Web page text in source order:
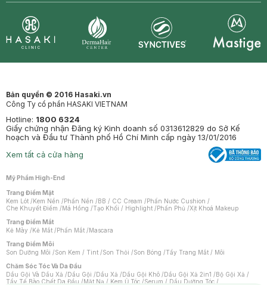
Bản quyền © 2016 Hasaki.vn
Công Ty cổ phần HASAKI VIETNAM
Hotline: 1800 6324
Giấy chứng nhận Đăng ký Kinh doanh số 0313612829 do Sở Kế
hoạch và Đầu tư Thành phố Hồ Chí Minh cấp ngày 13/01/2016
Xem tất cả cửa hàng
Mỹ Phẩm High-End
Trang Điểm Mặt
Kem Lót /Kem Nền /Phấn Nền /BB / CC Cream /Phấn Nước Cushion /
Che Khuyết Điểm /Má Hồng /Tạo Khối / Highlight /Phấn Phủ /Xịt Khoá Makeup
Trang Điểm Mắt
Kẻ Mày /Kẻ Mắt /Phấn Mắt /Mascara
Trang Điểm Môi
Son Dưỡng Môi /Son Kem / Tint /Son Thỏi /Son Bóng /Tẩy Trang Mắt / Môi
Chăm Sóc Tóc Và Da Đầu
Dầu Gội Và Dầu Xả /Dầu Gội /Dầu Xả /Dầu Gội Khô /Dầu Gội Xả 2in1 /Bộ Gội Xả /
Tẩy Tế Bào Chết Da Đầu /Mặt Nạ / Kem Ủ Tóc /Serum / Dầu Dưỡng Tóc /